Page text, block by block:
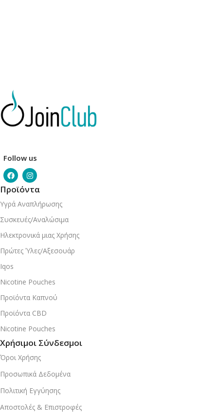
Follow us
Προϊόντα
Υγρά Αναπλήρωσης
Συσκευές/Αναλώσιμα
Ηλεκτρονικά μιας Χρήσης
Πρώτες Ύλες/Αξεσουάρ
Iqos
Nicotine Pouches
Προϊόντα Καπνού
Προϊόντα CBD
Nicotine Pouches
Χρήσιμοι Σύνδεσμοι
Όροι Χρήσης
Προσωπικά Δεδομένα
Πολιτική Εγγύησης
Αποστολές & Επιστροφές